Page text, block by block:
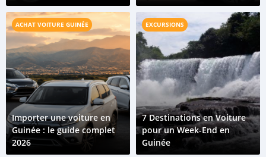
ACHAT VOITURE GUINÉE
Importer une voiture en
Guinée : le guide complet
2026
EXCURSIONS
7 Destinations en Voiture
pour un Week-End en
Guinée